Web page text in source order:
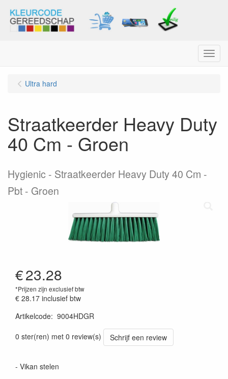
Menu
Ultra hard
Straatkeerder Heavy Duty
40 Cm - Groen
Hygienic - Straatkeerder Heavy Duty 40 Cm -
Pbt - Groen
€23.28
*Prijzen zijn exclusief btw
€ 28.17 inclusief btw
Artikelcode: 9004HDGR
0 ster(ren) met 0 review(s)
Schrijf een review
- Vikan stelen